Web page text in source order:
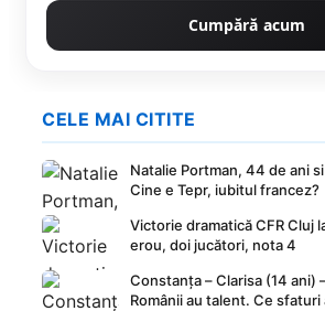
Cumpără acum
CELE MAI CITITE
Natalie Portman, 44 de ani
Cine e Tepr, iubitul francez?
Victorie dramatică CFR Cluj
erou, doi jucători, nota 4
Constanța – Clarisa (14 ani)
Românii au talent. Ce sfaturi